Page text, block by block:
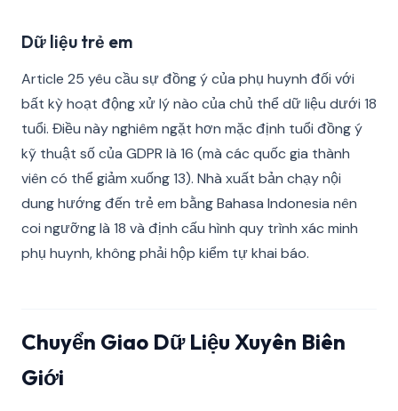
Dữ liệu trẻ em
Article 25 yêu cầu sự đồng ý của phụ huynh đối với
bất kỳ hoạt động xử lý nào của chủ thể dữ liệu dưới 18
tuổi. Điều này nghiêm ngặt hơn mặc định tuổi đồng ý
kỹ thuật số của GDPR là 16 (mà các quốc gia thành
viên có thể giảm xuống 13). Nhà xuất bản chạy nội
dung hướng đến trẻ em bằng Bahasa Indonesia nên
coi ngưỡng là 18 và định cấu hình quy trình xác minh
phụ huynh, không phải hộp kiểm tự khai báo.
Chuyển Giao Dữ Liệu Xuyên Biên
Giới